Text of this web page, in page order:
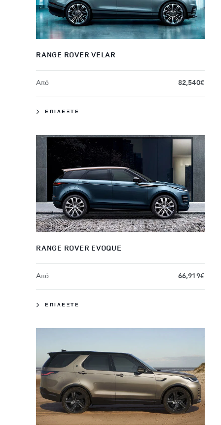
RANGE ROVER VELAR
Aπό 82,540€
ΕΠΙΛΕΞΤΕ
RANGE ROVER EVOQUE
Aπό 66,919€
ΕΠΙΛΕΞΤΕ